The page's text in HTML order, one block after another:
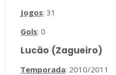
Jogos: 31
Gols: 0
Lucão (Zagueiro)
Temporada: 2010/2011